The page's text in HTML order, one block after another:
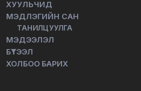
ХУУЛЬЧИД
МЭДЛЭГИЙН САН
ТАНИЛЦУУЛГА
МЭДЭЭЛЭЛ
БҮТЭЭЛ
ХОЛБОО БАРИХ